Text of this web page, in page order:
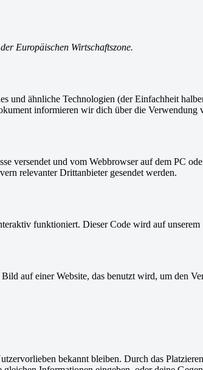
Europäischen Wirtschaftszone.
und ähnliche Technologien (der Einfachheit
informieren wir dich über die Verwendung
versendet und vom Webbrowser auf dem PC
relevanter Drittanbieter gesendet werden.
funktioniert. Dieser Code wird auf
auf einer Website, das benutzt wird, um den
bekannt bleiben. Durch das